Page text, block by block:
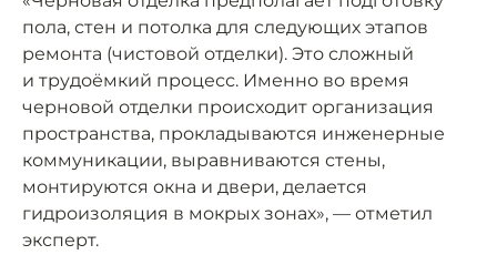
пола, стен и потолка для следующих этапов
ремонта (чистовой отделки). Это сложный
и трудоёмкий процесс. Именно во время
черновой отделки происходит организация
пространства, прокладываются инженерные
коммуникации, выравниваются стены,
монтируются окна и двери, делается
гидроизоляция в мокрых зонах», — отметил
эксперт.